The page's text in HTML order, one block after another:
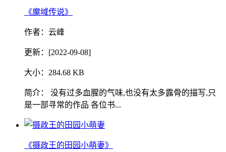
《魔域传说》
作者：云峰
更新：[2022-09-08]
大小：284.68 KB
简介： 没有过多血腥的气味,也没有太多露骨的描写,只
是一部寻常的作品 各位书...
《摄政王的田园小萌妻》